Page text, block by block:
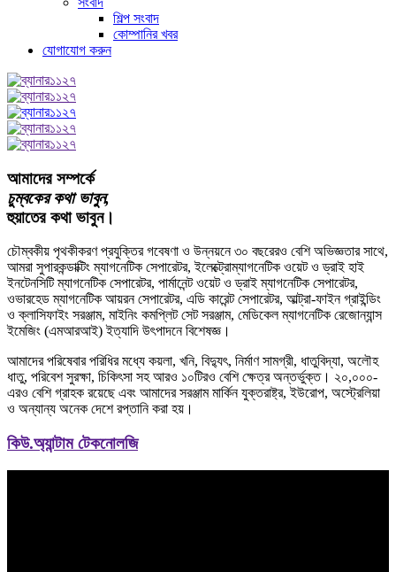
শিল্প সংবাদ
কোম্পানির খবর
যোগাযোগ করুন
আমাদের সম্পর্কে
চুম্বকের কথা ভাবুন,
হুয়াতের কথা ভাবুন।
চৌম্বকীয় পৃথকীকরণ প্রযুক্তির গবেষণা ও উন্নয়নে ৩০ বছরেরও বেশি অভিজ্ঞতার সাথে,
আমরা সুপারকন্ডাক্টিং ম্যাগনেটিক সেপারেটর, ইলেক্ট্রোম্যাগনেটিক ওয়েট ও ড্রাই হাই
ইনটেনসিটি ম্যাগনেটিক সেপারেটর, পার্মানেন্ট ওয়েট ও ড্রাই ম্যাগনেটিক সেপারেটর,
ওভারহেড ম্যাগনেটিক আয়রন সেপারেটর, এডি কারেন্ট সেপারেটর, আল্ট্রা-ফাইন গ্রাইন্ডিং
ও ক্লাসিফাইং সরঞ্জাম, মাইনিং কমপ্লিট সেট সরঞ্জাম, মেডিকেল ম্যাগনেটিক রেজোন্যান্স
ইমেজিং (এমআরআই) ইত্যাদি উৎপাদনে বিশেষজ্ঞ।
আমাদের পরিষেবার পরিধির মধ্যে কয়লা, খনি, বিদ্যুৎ, নির্মাণ সামগ্রী, ধাতুবিদ্যা, অলৌহ
ধাতু, পরিবেশ সুরক্ষা, চিকিৎসা সহ আরও ১০টিরও বেশি ক্ষেত্র অন্তর্ভুক্ত। ২০,০০০-
এরও বেশি গ্রাহক রয়েছে এবং আমাদের সরঞ্জাম মার্কিন যুক্তরাষ্ট্র, ইউরোপ, অস্ট্রেলিয়া
ও অন্যান্য অনেক দেশে রপ্তানি করা হয়।
কিউ.অ্যান্টাম টেকনোলজি